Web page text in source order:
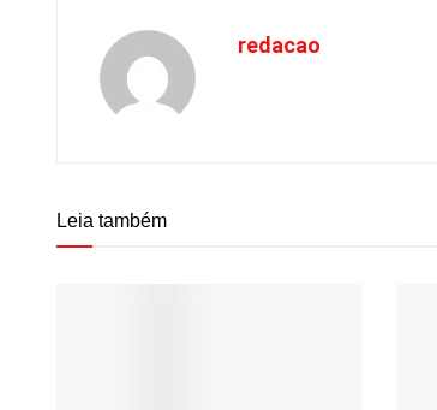
redacao
Leia também